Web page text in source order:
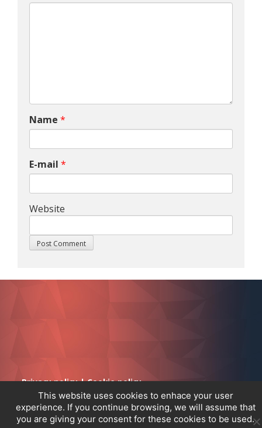
Name *
E-mail *
Website
Privacy policy|Cookie policy
This website uses cookies to enhace your user
experience. If you continue browsing, we will assume that
you are giving your consent for these cookies to be used.